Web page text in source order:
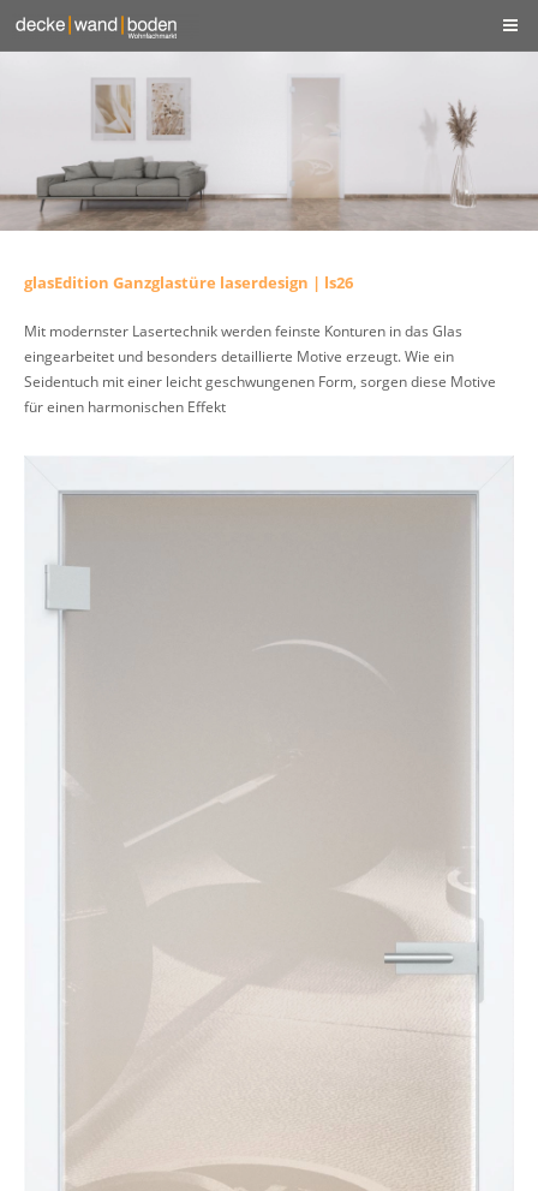
glasEdition Ganzglastüre laserdesign | ls26
Mit modernster Lasertechnik werden feinste Konturen in das Glas
eingearbeitet und besonders detaillierte Motive erzeugt. Wie ein
Seidentuch mit einer leicht geschwungenen Form, sorgen diese Motive
für einen harmonischen Effekt